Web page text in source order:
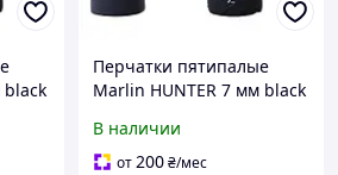
black
Перчатки пятипалые
Marlin HUNTER 7 мм black
В наличии
от200₴/мес